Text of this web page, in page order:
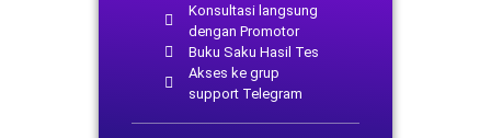
Konsultasi langsung
dengan Promotor
Buku Saku Hasil Tes
Akses ke grup
support Telegram